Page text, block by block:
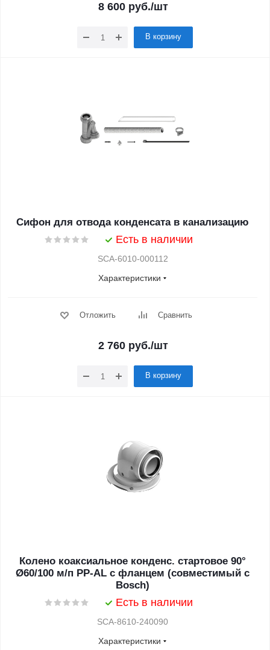
8 600руб./шт
В корзину
Сифон для отвода конденсата в канализацию
Есть в наличии
SCA-6010-000112
Характеристики
Отложить Сравнить
2 760руб./шт
В корзину
Колено коаксиальное конденс. стартовое 90°
Ø60/100 м/п PP-AL с фланцем (совместимый с
Bosch)
Есть в наличии
SCA-8610-240090
Характеристики